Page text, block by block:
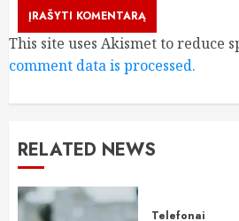
This site uses Akismet to reduce
comment data is processed.
RELATED NEWS
Telefonai